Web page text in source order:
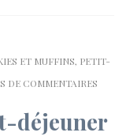
ET MUFFINS, PETIT-
DE COMMENTAIRES
déjeuner